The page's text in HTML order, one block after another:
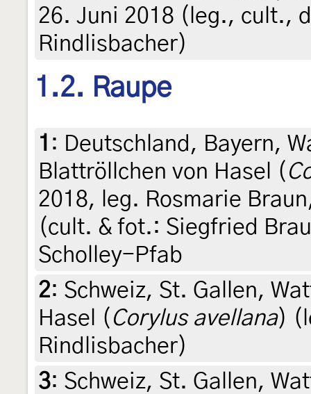
26. Juni 2018 (leg., cult.,
Rindlisbacher)
1.2. Raupe
1 : Deutschland, Bayern,
Blattröllchen von Hasel (
2018, leg. Rosmarie
(cult. & fot.: Siegfried
Scholley-Pfab
2: Schweiz, St. Gallen,
Hasel ( Corylus avellana)
Rindlisbacher)
3: Schweiz, St. Gallen,